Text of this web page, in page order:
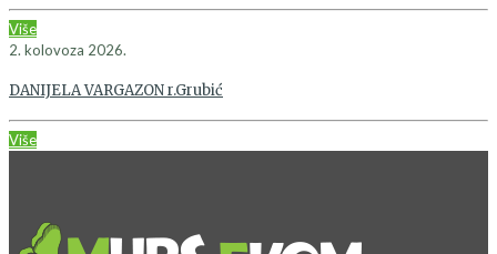
Više
2. kolovoza 2026.
DANIJELA VARGAZON r.Grubić
Više